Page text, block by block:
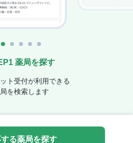
薬局を探す
ト受付が利用できる
を検索します
る薬局を探す